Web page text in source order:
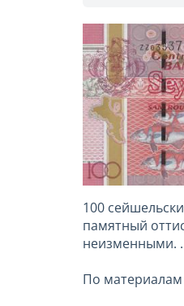
100
памятный
неизменными. .
По материалам